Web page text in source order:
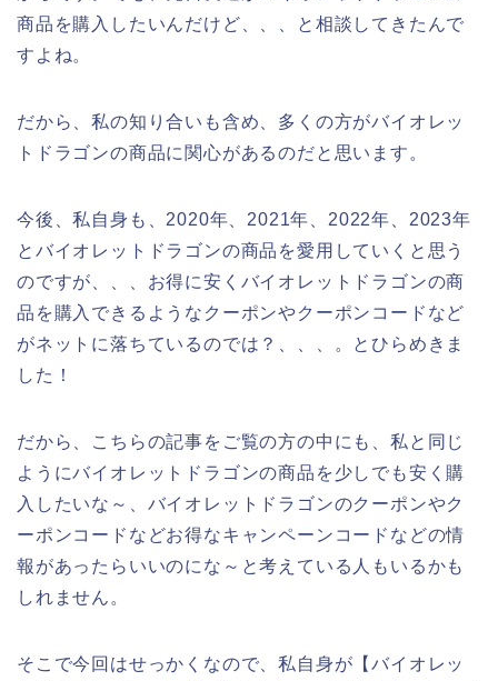
商品を購入したいんだけど、、、と相談してきたんで
すよね。
だから、私の知り合いも含め、多くの方がバイオレッ
トドラゴンの商品に関心があるのだと思います。
今後、私自身も、2020年、2021年、2022年、2023年
とバイオレットドラゴンの商品を愛用していくと思う
のですが、、、お得に安くバイオレットドラゴンの商
品を購入できるようなクーポンやクーポンコードなど
がネットに落ちているのでは？、、、。とひらめきま
した！
だから、こちらの記事をご覧の方の中にも、私と同じ
ようにバイオレットドラゴンの商品を少しでも安く購
入したいな～、バイオレットドラゴンのクーポンやク
ーポンコードなどお得なキャンペーンコードなどの情
報があったらいいのにな～と考えている人もいるかも
しれません。
そこで今回はせっかくなので、私自身が【バイオレッ